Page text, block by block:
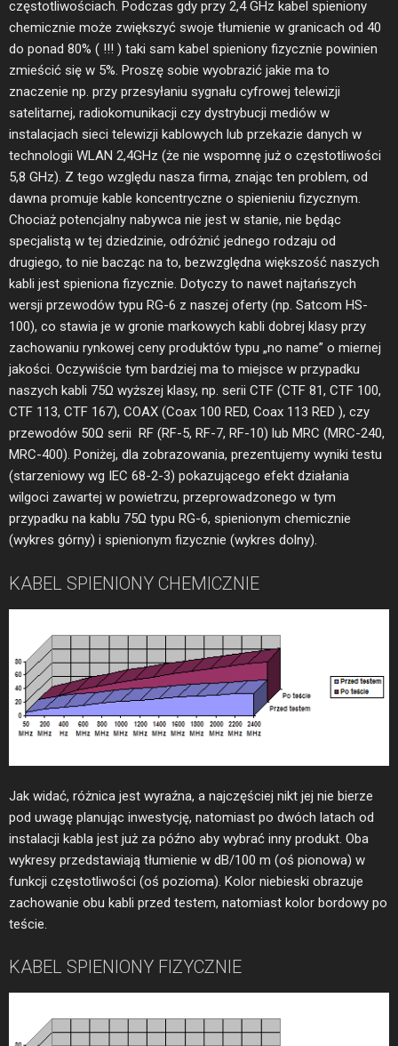
częstotliwościach. Podczas gdy przy 2,4 GHz kabel spieniony
chemicznie może zwiększyć swoje tłumienie w granicach od 40
do ponad 80% ( !!! ) taki sam kabel spieniony fizycznie powinien
zmieścić się w 5%. Proszę sobie wyobrazić jakie ma to
znaczenie np. przy przesyłaniu sygnału cyfrowej telewizji
satelitarnej, radiokomunikacji czy dystrybucji mediów w
instalacjach sieci telewizji kablowych lub przekazie danych w
technologii WLAN 2,4GHz (że nie wspomnę już o częstotliwości
5,8 GHz). Z tego względu nasza firma, znając ten problem, od
dawna promuje kable koncentryczne o spienieniu fizycznym.
Chociaż potencjalny nabywca nie jest w stanie, nie będąc
specjalistą w tej dziedzinie, odróżnić jednego rodzaju od
drugiego, to nie bacząc na to, bezwzględna większość naszych
kabli jest spieniona fizycznie. Dotyczy to nawet najtańszych
wersji przewodów typu RG-6 z naszej oferty (np. Satcom HS-
100), co stawia je w gronie markowych kabli dobrej klasy przy
zachowaniu rynkowej ceny produktów typu „no name” o miernej
jakości. Oczywiście tym bardziej ma to miejsce w przypadku
naszych kabli 75Ω wyższej klasy, np. serii CTF (CTF 81, CTF 100,
CTF 113, CTF 167), COAX (Coax 100 RED, Coax 113 RED ), czy
przewodów 50Ω serii RF (RF-5, RF-7, RF-10) lub MRC (MRC-240,
MRC-400). Poniżej, dla zobrazowania, prezentujemy wyniki testu
(starzeniowy wg IEC 68-2-3) pokazującego efekt działania
wilgoci zawartej w powietrzu, przeprowadzonego w tym
przypadku na kablu 75Ω typu RG-6, spienionym chemicznie
(wykres górny) i spienionym fizycznie (wykres dolny).
KABEL SPIENIONY CHEMICZNIE
Jak widać, różnica jest wyraźna, a najczęściej nikt jej nie bierze
pod uwagę planując inwestycję, natomiast po dwóch latach od
instalacji kabla jest już za późno aby wybrać inny produkt. Oba
wykresy przedstawiają tłumienie w dB/100 m (oś pionowa) w
funkcji częstotliwości (oś pozioma). Kolor niebieski obrazuje
zachowanie obu kabli przed testem, natomiast kolor bordowy po
teście.
KABEL SPIENIONY FIZYCZNIE